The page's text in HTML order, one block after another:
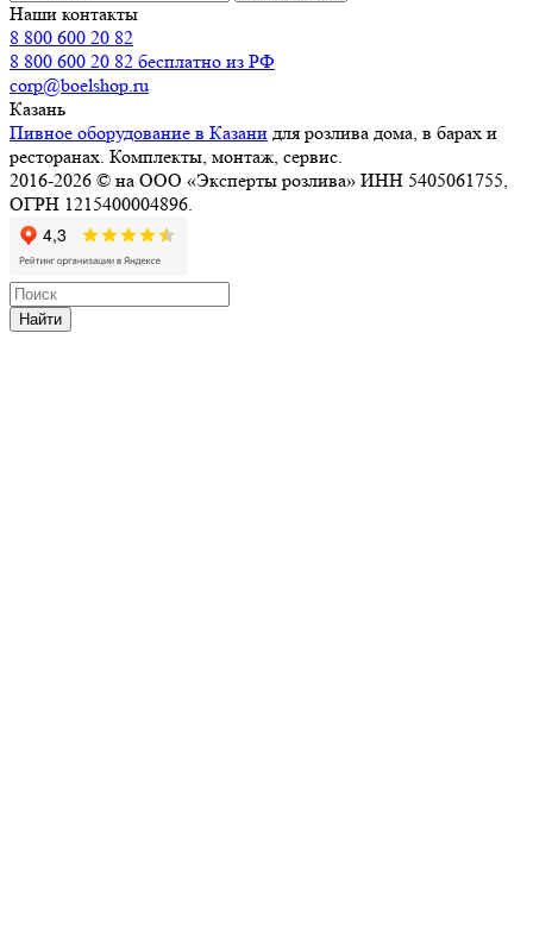
Наши контакты
8 800 600 20 82
8 800 600 20 82 бесплатно из РФ
corp@boelshop.ru
Казань
Пивное оборудование в Казани для розлива дома, в барах и
ресторанах. Комплекты, монтаж, сервис.
2016-2026 © на ООО «Эксперты розлива» ИНН 5405061755,
ОГРН 1215400004896.
Найти